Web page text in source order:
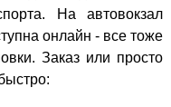
На автовокзал
онлайн - все тоже
Заказ или просто